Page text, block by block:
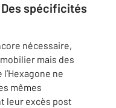
spécificités
nécessaire,
mais des
ne
mêmes
leur excès post